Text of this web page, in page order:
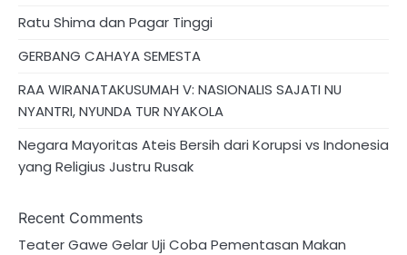
Ratu Shima dan Pagar Tinggi
GERBANG CAHAYA SEMESTA
RAA WIRANATAKUSUMAH V: NASIONALIS SAJATI NU
NYANTRI, NYUNDA TUR NYAKOLA
Negara Mayoritas Ateis Bersih dari Korupsi vs Indonesia
yang Religius Justru Rusak
Recent Comments
Teater Gawe Gelar Uji Coba Pementasan Makan